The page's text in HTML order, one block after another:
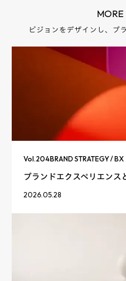
MORE
ビジョンをデザインし、ブ
Vol.204BRAND STRATEGY / BX
ブランドエクスペリエンス
2026.05.28